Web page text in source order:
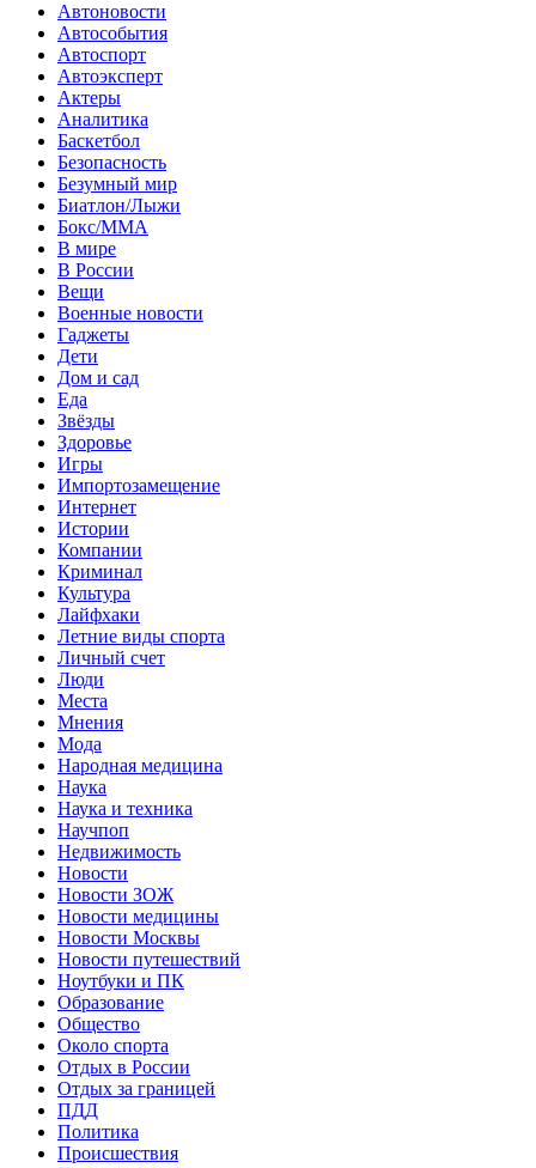
Автоновости
Автособытия
Автоспорт
Автоэксперт
Актеры
Аналитика
Баскетбол
Безопасность
Безумный мир
Биатлон/Лыжи
Бокс/MMA
В мире
В России
Вещи
Военные новости
Гаджеты
Дети
Дом и сад
Еда
Звёзды
Здоровье
Игры
Импортозамещение
Интернет
Истории
Компании
Криминал
Культура
Лайфхаки
Летние виды спорта
Личный счет
Люди
Места
Мнения
Мода
Народная медицина
Наука
Наука и техника
Научпоп
Недвижимость
Новости
Новости ЗОЖ
Новости медицины
Новости Москвы
Новости путешествий
Ноутбуки и ПК
Образование
Общество
Около спорта
Отдых в России
Отдых за границей
ПДД
Политика
Происшествия